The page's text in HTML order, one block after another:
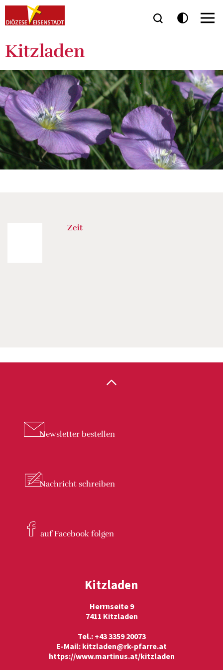
Kitzladen
Zeit
Newsletter bestellen
Nachricht schreiben
auf Facebook folgen
Kitzladen
Herrnseite 9
7411 Kitzladen
Tel.: +43 3359 20073
E-Mail: kitzladen@rk-pfarre.at
https://www.martinus.at/kitzladen